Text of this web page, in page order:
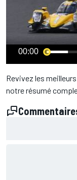
00:00
Revivez les
notre résumé